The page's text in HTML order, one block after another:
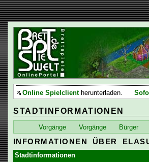
Online Spielclientherunterladen.
STADTINFORMATIONEN
Vorgänge Vorgänge Bürger
INFORMATIONEN ÜBER
Stadtinformationen